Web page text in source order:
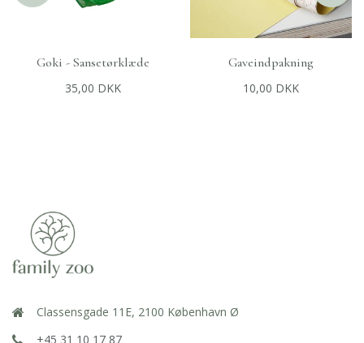
+ TILFØJ TIL KURV
Goki - Sansetørklæde
35,00 DKK
TILFØJ TIL KURV
Gaveindpakning
10,00 DKK
Classensgade 11E, 2100 København Ø
+45 31 10 17 87